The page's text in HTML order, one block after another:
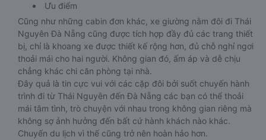
Ưu điểm
Cũng như những cabin đơn khác, xe giường nằm đôi đi Thái
Nguyên Đà Nẵng cũng được tích hợp đầy đủ các trang thiết
bị, chỉ là khoang xe được thiết kế rộng hơn, đủ chỗ nghỉ ngơi
thoải mái cho hai người. Không gian đó, ấm áp và dễ chịu
chẳng khác chi căn phòng tại nhà.
Đây quả là tin cực vui với các cặp đôi bởi suốt chuyến hành
trình đi từ Thái Nguyên đến Đà Nẵng các bạn có thể thoải
mái tâm tình, trò chuyện với nhau trong không gian riêng mà
không sợ ảnh hưởng đến bất cứ hành khách nào khác.
Chuyến du lịch vì thế cũng trở nên hoàn hảo hơn.